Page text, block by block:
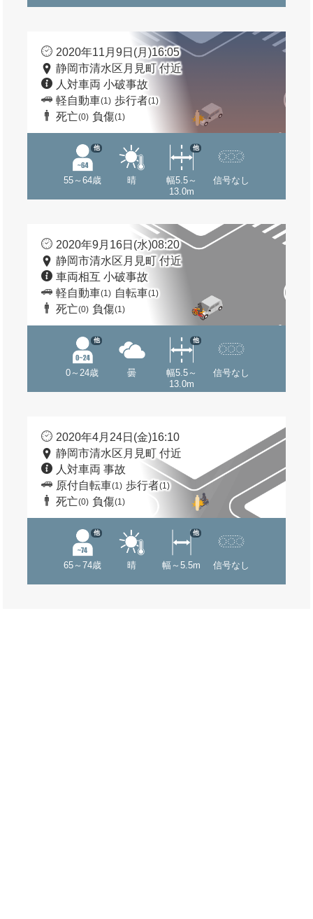
2020年11月9日(月)16:05
静岡市清水区月見町 付近
人対車両 小破事故
軽自動車(1) 歩行者(1)
死亡(0) 負傷(1)
55～64歳
他
晴
幅5.5～
13.0m
他
信号なし
2020年9月16日(水)08:20
静岡市清水区月見町 付近
車両相互 小破事故
軽自動車(1) 自転車(1)
死亡(0) 負傷(1)
0～24歳
他
曇
幅5.5～
13.0m
他
信号なし
2020年4月24日(金)16:10
静岡市清水区月見町 付近
人対車両 事故
原付自転車(1) 歩行者(1)
死亡(0) 負傷(1)
65～74歳
他
晴 幅～5.5m
他
信号なし